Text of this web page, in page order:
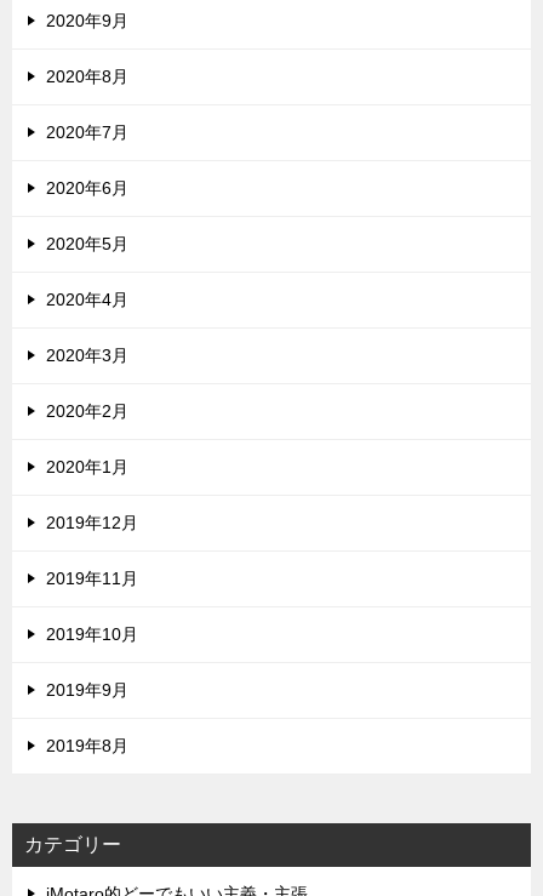
2020年9月
2020年8月
2020年7月
2020年6月
2020年5月
2020年4月
2020年3月
2020年2月
2020年1月
2019年12月
2019年11月
2019年10月
2019年9月
2019年8月
カテゴリー